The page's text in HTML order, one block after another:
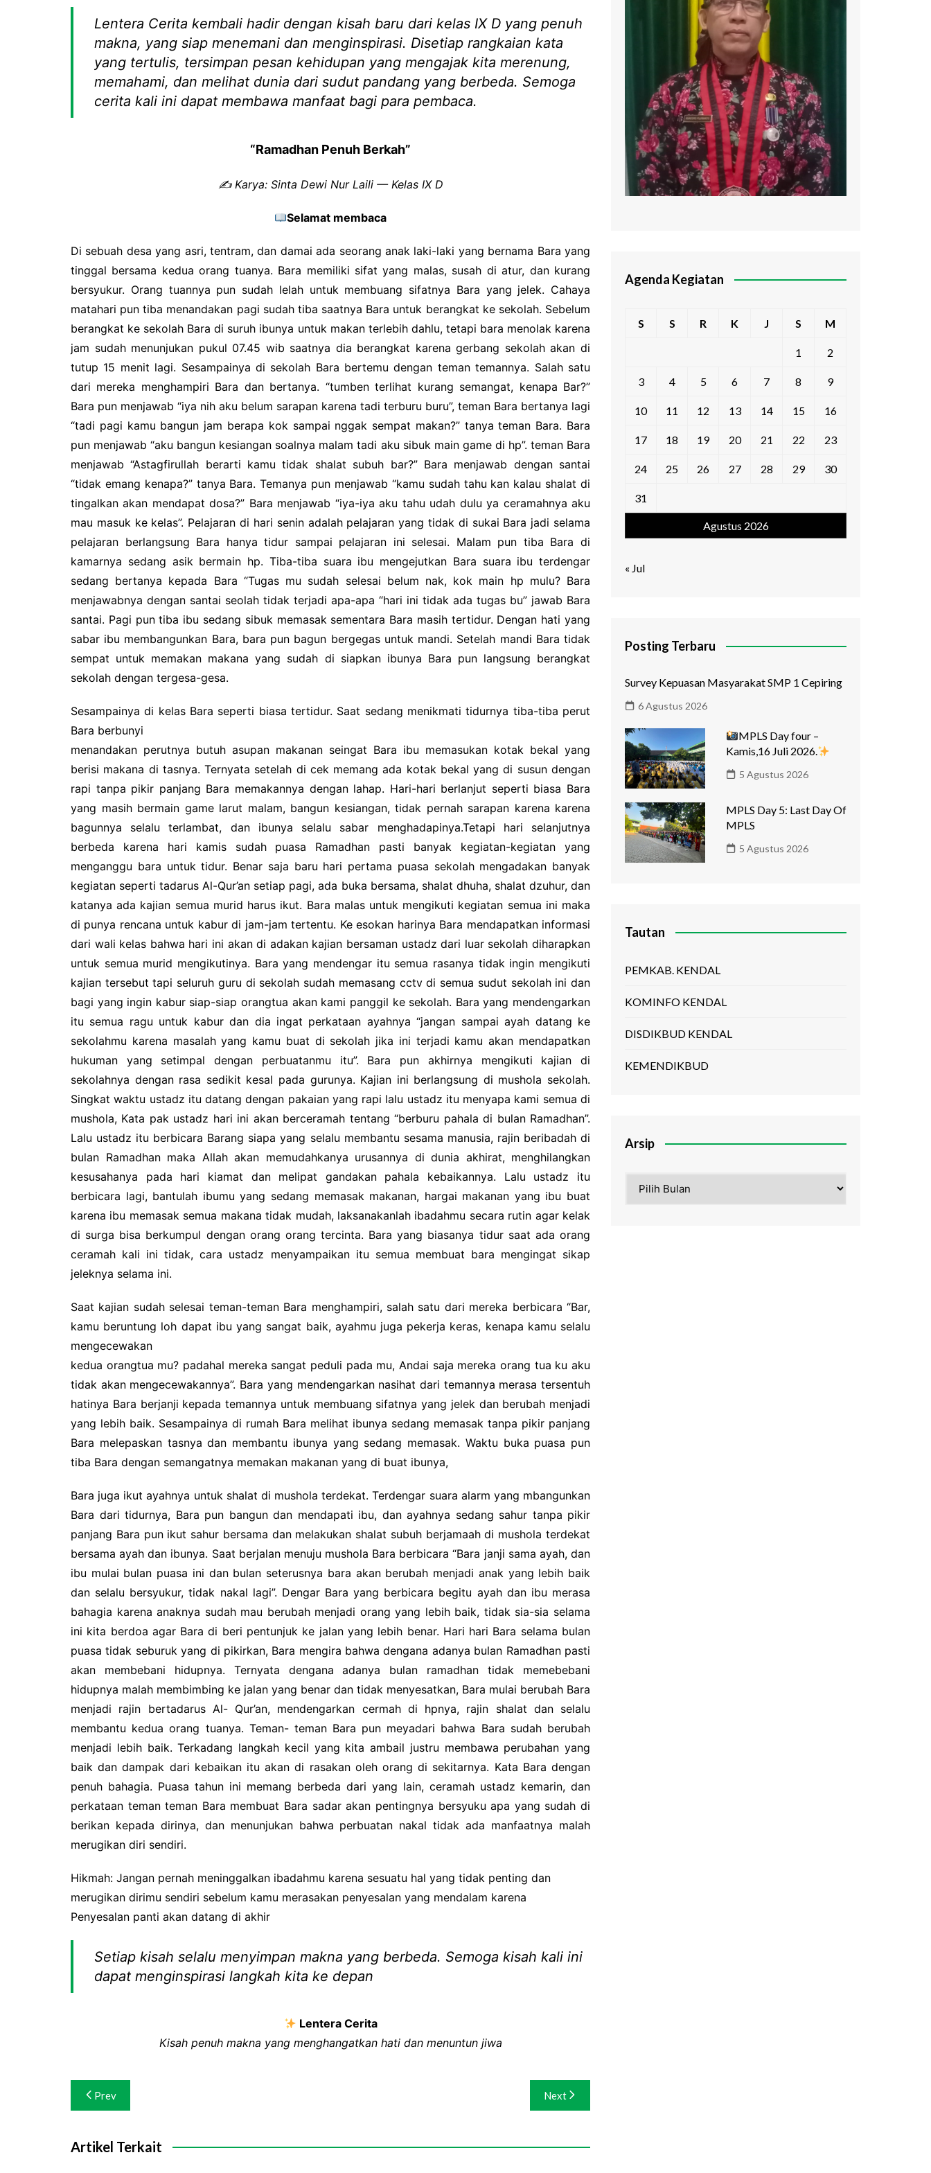
Prestasi Sekolah
Makna / Arti Logo
Lentera Cerita kembali hadir dengan kisah baru dari kelas IX D yang penuh
makna, yang siap menemani dan menginspirasi. Disetiap rangkaian kata
yang tertulis, tersimpan pesan kehidupan yang mengajak kita merenung,
memahami, dan melihat dunia dari sudut pandang yang berbeda. Semoga
cerita kali ini dapat membawa manfaat bagi para pembaca.
“Ramadhan Penuh Berkah”
✍️ Karya: Sinta Dewi Nur Laili — Kelas IX D
Selamat membaca
Di sebuah desa yang asri, tentram, dan damai ada seorang anak laki-laki yang bernama Bara yang
tinggal bersama kedua orang tuanya. Bara memiliki sifat yang malas, susah di atur, dan kurang
bersyukur. Orang tuannya pun sudah lelah untuk membuang sifatnya Bara yang jelek. Cahaya
matahari pun tiba menandakan pagi sudah tiba saatnya Bara untuk berangkat ke sekolah. Sebelum
berangkat ke sekolah Bara di suruh ibunya untuk makan terlebih dahlu, tetapi bara menolak karena
jam sudah menunjukan pukul 07.45 wib saatnya dia berangkat karena gerbang sekolah akan di
tutup 15 menit lagi. Sesampainya di sekolah Bara bertemu dengan teman temannya. Salah satu
dari mereka menghampiri Bara dan bertanya. “tumben terlihat kurang semangat, kenapa Bar?”
Bara pun menjawab “iya nih aku belum sarapan karena tadi terburu buru”, teman Bara bertanya lagi
“tadi pagi kamu bangun jam berapa kok sampai nggak sempat makan?” tanya teman Bara. Bara
pun menjawab “aku bangun kesiangan soalnya malam tadi aku sibuk main game di hp”. teman Bara
menjawab “Astagfirullah berarti kamu tidak shalat subuh bar?” Bara menjawab dengan santai
“tidak emang kenapa?” tanya Bara. Temanya pun menjawab “kamu sudah tahu kan kalau shalat di
tingalkan akan mendapat dosa?” Bara menjawab “iya-iya aku tahu udah dulu ya ceramahnya aku
mau masuk ke kelas”. Pelajaran di hari senin adalah pelajaran yang tidak di sukai Bara jadi selama
pelajaran berlangsung Bara hanya tidur sampai pelajaran ini selesai. Malam pun tiba Bara di
kamarnya sedang asik bermain hp. Tiba-tiba suara ibu mengejutkan Bara suara ibu terdengar
sedang bertanya kepada Bara “Tugas mu sudah selesai belum nak, kok main hp mulu? Bara
menjawabnya dengan santai seolah tidak terjadi apa-apa “hari ini tidak ada tugas bu” jawab Bara
santai. Pagi pun tiba ibu sedang sibuk memasak sementara Bara masih tertidur. Dengan hati yang
sabar ibu membangunkan Bara, bara pun bagun bergegas untuk mandi. Setelah mandi Bara tidak
sempat untuk memakan makana yang sudah di siapkan ibunya Bara pun langsung berangkat
sekolah dengan tergesa-gesa.
Sesampainya di kelas Bara seperti biasa tertidur. Saat sedang menikmati tidurnya tiba-tiba perut
Bara berbunyi
menandakan perutnya butuh asupan makanan seingat Bara ibu memasukan kotak bekal yang
berisi makana di tasnya. Ternyata setelah di cek memang ada kotak bekal yang di susun dengan
rapi tanpa pikir panjang Bara memakannya dengan lahap. Hari-hari berlanjut seperti biasa Bara
yang masih bermain game larut malam, bangun kesiangan, tidak pernah sarapan karena karena
bagunnya selalu terlambat, dan ibunya selalu sabar menghadapinya.Tetapi hari selanjutnya
berbeda karena hari kamis sudah puasa Ramadhan pasti banyak kegiatan-kegiatan yang
menganggu bara untuk tidur. Benar saja baru hari pertama puasa sekolah mengadakan banyak
kegiatan seperti tadarus Al-Qur’an setiap pagi, ada buka bersama, shalat dhuha, shalat dzuhur, dan
katanya ada kajian semua murid harus ikut. Bara malas untuk mengikuti kegiatan semua ini maka
di punya rencana untuk kabur di jam-jam tertentu. Ke esokan harinya Bara mendapatkan informasi
dari wali kelas bahwa hari ini akan di adakan kajian bersaman ustadz dari luar sekolah diharapkan
untuk semua murid mengikutinya. Bara yang mendengar itu semua rasanya tidak ingin mengikuti
kajian tersebut tapi seluruh guru di sekolah sudah memasang cctv di semua sudut sekolah ini dan
bagi yang ingin kabur siap-siap orangtua akan kami panggil ke sekolah. Bara yang mendengarkan
itu semua ragu untuk kabur dan dia ingat perkataan ayahnya “jangan sampai ayah datang ke
sekolahmu karena masalah yang kamu buat di sekolah jika ini terjadi kamu akan mendapatkan
hukuman yang setimpal dengan perbuatanmu itu”. Bara pun akhirnya mengikuti kajian di
sekolahnya dengan rasa sedikit kesal pada gurunya. Kajian ini berlangsung di mushola sekolah.
Singkat waktu ustadz itu datang dengan pakaian yang rapi lalu ustadz itu menyapa kami semua di
mushola, Kata pak ustadz hari ini akan berceramah tentang “berburu pahala di bulan Ramadhan”.
Lalu ustadz itu berbicara Barang siapa yang selalu membantu sesama manusia, rajin beribadah di
bulan Ramadhan maka Allah akan memudahkanya urusannya di dunia akhirat, menghilangkan
kesusahanya pada hari kiamat dan melipat gandakan pahala kebaikannya. Lalu ustadz itu
berbicara lagi, bantulah ibumu yang sedang memasak makanan, hargai makanan yang ibu buat
karena ibu memasak semua makana tidak mudah, laksanakanlah ibadahmu secara rutin agar kelak
di surga bisa berkumpul dengan orang orang tercinta. Bara yang biasanya tidur saat ada orang
ceramah kali ini tidak, cara ustadz menyampaikan itu semua membuat bara mengingat sikap
jeleknya selama ini.
Saat kajian sudah selesai teman-teman Bara menghampiri, salah satu dari mereka berbicara “Bar,
kamu beruntung loh dapat ibu yang sangat baik, ayahmu juga pekerja keras, kenapa kamu selalu
mengecewakan
kedua orangtua mu? padahal mereka sangat peduli pada mu, Andai saja mereka orang tua ku aku
tidak akan mengecewakannya”. Bara yang mendengarkan nasihat dari temannya merasa tersentuh
hatinya Bara berjanji kepada temannya untuk membuang sifatnya yang jelek dan berubah menjadi
yang lebih baik. Sesampainya di rumah Bara melihat ibunya sedang memasak tanpa pikir panjang
Bara melepaskan tasnya dan membantu ibunya yang sedang memasak. Waktu buka puasa pun
tiba Bara dengan semangatnya memakan makanan yang di buat ibunya,
Bara juga ikut ayahnya untuk shalat di mushola terdekat. Terdengar suara alarm yang mbangunkan
Bara dari tidurnya, Bara pun bangun dan mendapati ibu, dan ayahnya sedang sahur tanpa pikir
panjang Bara pun ikut sahur bersama dan melakukan shalat subuh berjamaah di mushola terdekat
bersama ayah dan ibunya. Saat berjalan menuju mushola Bara berbicara “Bara janji sama ayah, dan
ibu mulai bulan puasa ini dan bulan seterusnya bara akan berubah menjadi anak yang lebih baik
dan selalu bersyukur, tidak nakal lagi”. Dengar Bara yang berbicara begitu ayah dan ibu merasa
bahagia karena anaknya sudah mau berubah menjadi orang yang lebih baik, tidak sia-sia selama
ini kita berdoa agar Bara di beri pentunjuk ke jalan yang lebih benar. Hari hari Bara selama bulan
puasa tidak seburuk yang di pikirkan, Bara mengira bahwa dengana adanya bulan Ramadhan pasti
akan membebani hidupnya. Ternyata dengana adanya bulan ramadhan tidak memebebani
hidupnya malah membimbing ke jalan yang benar dan tidak menyesatkan, Bara mulai berubah Bara
menjadi rajin bertadarus Al- Qur’an, mendengarkan cermah di hpnya, rajin shalat dan selalu
membantu kedua orang tuanya. Teman- teman Bara pun meyadari bahwa Bara sudah berubah
menjadi lebih baik. Terkadang langkah kecil yang kita ambail justru membawa perubahan yang
baik dan dampak dari kebaikan itu akan di rasakan oleh orang di sekitarnya. Kata Bara dengan
penuh bahagia. Puasa tahun ini memang berbeda dari yang lain, ceramah ustadz kemarin, dan
perkataan teman teman Bara membuat Bara sadar akan pentingnya bersyuku apa yang sudah di
berikan kepada dirinya, dan menunjukan bahwa perbuatan nakal tidak ada manfaatnya malah
merugikan diri sendiri.
Hikmah: Jangan pernah meninggalkan ibadahmu karena sesuatu hal yang tidak penting dan
merugikan dirimu sendiri sebelum kamu merasakan penyesalan yang mendalam karena
Penyesalan panti akan datang di akhir
Setiap kisah selalu menyimpan makna yang berbeda. Semoga kisah kali ini
dapat menginspirasi langkah kita ke depan
Lentera Cerita
Kisah penuh makna yang menghangatkan hati dan menuntun jiwa
Navigasi
pos
Prev Next
Artikel Terkait
Agenda Kegiatan
Agustus 2026
S S R K J S M
1 2
3 4 5 6 7 8 9
10 11 12 13 14 15 16
17 18 19 20 21 22 23
24 25 26 27 28 29 30
31
« Jul
Posting Terbaru
Survey Kepuasan Masyarakat SMP 1 Cepiring
6 Agustus 2026
MPLS Day four –
Kamis,16 Juli 2026.
5 Agustus 2026
MPLS Day 5: Last Day Of
MPLS
5 Agustus 2026
Tautan
PEMKAB. KENDAL
KOMINFO KENDAL
DISDIKBUD KENDAL
KEMENDIKBUD
Arsip